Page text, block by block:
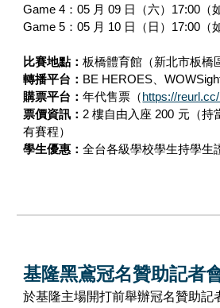
Game 4：05 月 09 日（六）17:00（
Game 5：05 月 10 日（日）17:00（
比賽地點：板橋體育館（新北市板橋
轉播平台： BE HEROES、
購票平台：年代售票（ https://
票價資訊： 2 樓自由入座 200 元（持
有賽程）
學生優惠：全台各級學校學生持學生
基隆黑鳶冠名贊助記者
於基隆主場開打前舉辦冠名贊助記